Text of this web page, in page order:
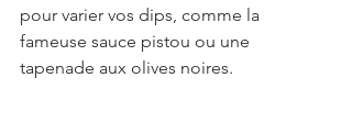
pour varier vos dips, comme la
fameuse sauce pistou ou une
tapenade aux olives noires.